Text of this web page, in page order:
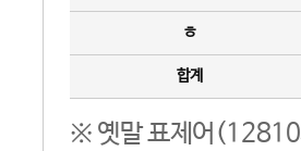
ㅎ
합계
※ 옛말 표제어(12810